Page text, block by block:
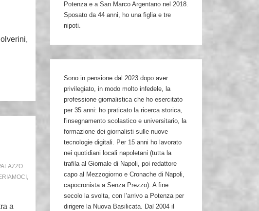
,
a
Potenza e a San Marco Argentano nel 2018.
Sposato da 44 anni, ho una figlia e tre
nipoti.
Sono in pensione dal 2023 dopo aver
privilegiato, in modo molto infedele, la
professione giornalistica che ho esercitato
per 35 anni: ho praticato la ricerca storica,
l'insegnamento scolastico e universitario, la
formazione dei giornalisti sulle nuove
tecnologie digitali. Per 15 anni ho lavorato
nei quotidiani locali napoletani (tutta la
trafila al Giornale di Napoli, poi redattore
capo al Mezzogiorno e Cronache di Napoli,
capocronista a Senza Prezzo). A fine
secolo la svolta, con l’arrivo a Potenza per
dirigere la Nuova Basilicata. Dal 2004 il